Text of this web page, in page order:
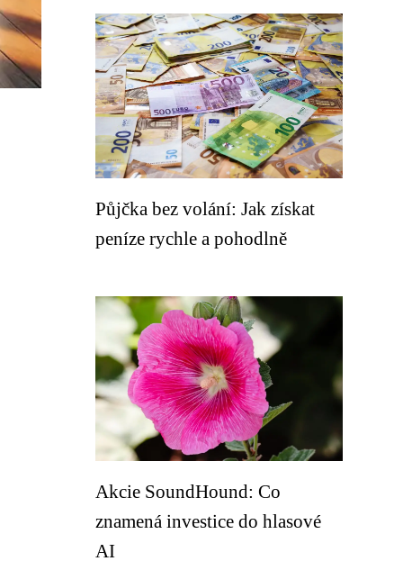
Půjčka bez volání: Jak získat
peníze rychle a pohodlně
Akcie SoundHound: Co
znamená investice do hlasové
AI